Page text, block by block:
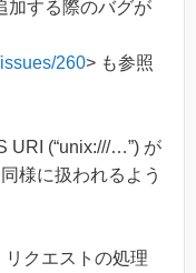
加する際のバグが
260> も参照
URI (“unix:///…”) が
様に扱われるよう
クエストの処理